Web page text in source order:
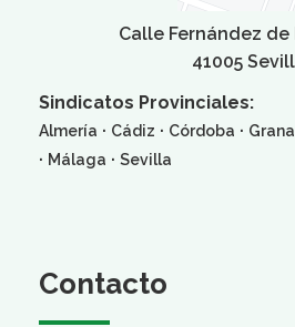
Calle Fernández de
41005
Sindicatos Provinciales:
Almería · Cádiz · Córdoba ·
· Málaga · Sevilla
Contacto